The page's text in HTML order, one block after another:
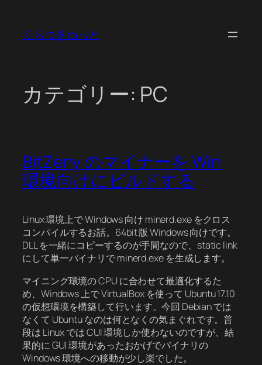
くらつきねっと
カテゴリー: PC
BitZeny のマイナーを Win
環境向けにビルドする
Linux 環境上で Windows 向け minerd.exe をクロス
コンパイルするお話。64bit 版 Windows 向けです。
DLL を一緒にコピーするのが手間なので、static link
にして単一バイナリで minerd.exe を生成します。
マイニング環境の CPU に合わせて最適化するた
め、Windows 上で VirtualBox を使って Ubuntu 17.10
の仮想環境を構築して行います。今回 Debian では
なくて Ubuntu なのは何となくの気まぐれです。普
段は Linux では CUI 環境しか使わないのですが、結
果的に GUI 環境があったおかげでバイナリの
Windows 環境への移動が少し楽でした。